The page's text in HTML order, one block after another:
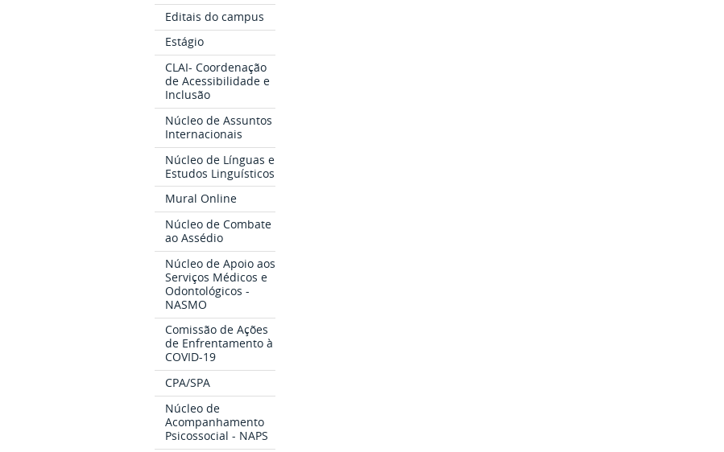
Editais do campus
Estágio
CLAI- Coordenação
de Acessibilidade e
Inclusão
Núcleo de Assuntos
Internacionais
Núcleo de Línguas e
Estudos Linguísticos
Mural Online
Núcleo de Combate
ao Assédio
Núcleo de Apoio aos
Serviços Médicos e
Odontológicos -
NASMO
Comissão de Ações
de Enfrentamento à
COVID-19
CPA/SPA
Núcleo de
Acompanhamento
Psicossocial - NAPS